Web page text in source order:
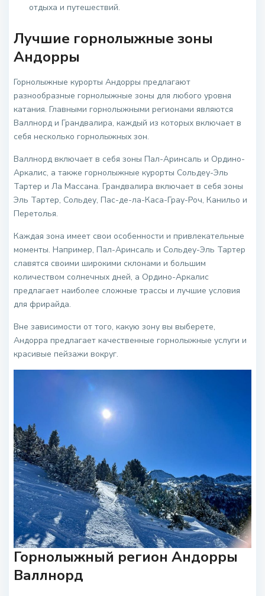
отдыха и путешествий.
Лучшие горнолыжные зоны
Андорры
Горнолыжные курорты Андорры предлагают
разнообразные горнолыжные зоны для любого уровня
катания. Главными горнолыжными регионами являются
Валлнорд и Грандвалира, каждый из которых включает в
себя несколько горнолыжных зон.
Валлнорд включает в себя зоны Пал-Аринсаль и Ордино-
Аркалис, а также горнолыжные курорты Сольдеу-Эль
Тартер и Ла Массана. Грандвалира включает в себя зоны
Эль Тартер, Сольдеу, Пас-де-ла-Каса-Грау-Роч, Канильо и
Перетолья.
Каждая зона имеет свои особенности и привлекательные
моменты. Например, Пал-Аринсаль и Сольдеу-Эль Тартер
славятся своими широкими склонами и большим
количеством солнечных дней, а Ордино-Аркалис
предлагает наиболее сложные трассы и лучшие условия
для фрирайда.
Вне зависимости от того, какую зону вы выберете,
Андорра предлагает качественные горнолыжные услуги и
красивые пейзажи вокруг.
Горнолыжный регион Андорры
Валлнорд